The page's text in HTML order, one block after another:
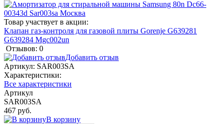
Товар участвует в акции:
Клапан газ-контроля для газовой плиты Gorenje G639281
G639284 Mgc002un
Отзывов: 0
Добавить отзыв
Артикул: SAR003SA
Характеристики:
Все характеристики
Артикул
SAR003SA
467 руб.
В корзину